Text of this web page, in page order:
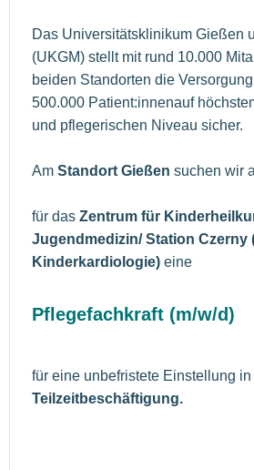
Das Universitätsklinikum Gießen
(UKGM) stellt mit rund 10.000
beiden Standorten die
500.000 Patient:innenauf
und pflegerischen Niveau sicher.
Am Standort Gießen suchen wir
für das Zentrum für
Jugendmedizin/ Station Czerny
Kinderkardiologie) eine
Pflegefachkraft (m/w/d)
für eine unbefristete Einstellung in
Teilzeitbeschäftigung.